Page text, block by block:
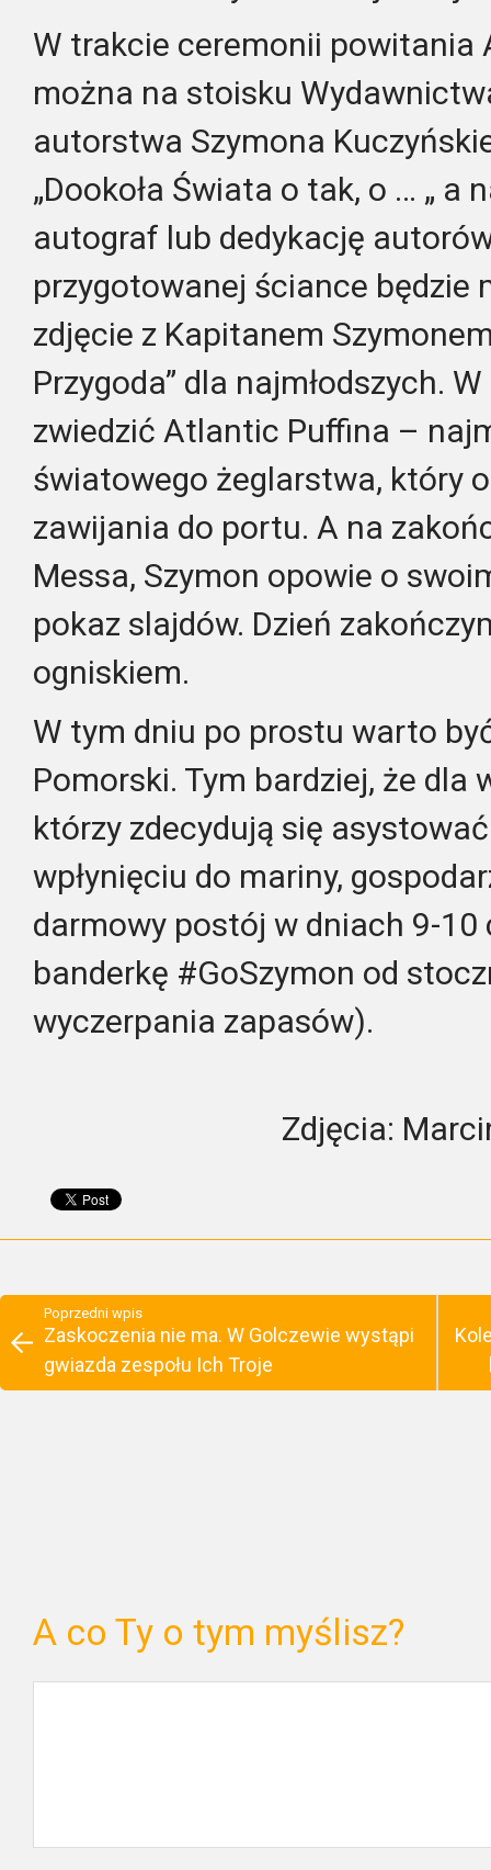
W trakcie ceremonii powitania
można na stoisku
autorstwa Szymona
„Dookoła Świata o tak, o … „
autograf lub dedykację
przygotowanej ściance będzie
zdjęcie z Kapitanem
Przygoda” dla najmłodszych.
zwiedzić Atlantic Puffina –
światowego żeglarstwa, który
zawijania do portu. A na
Messa, Szymon opowie o
pokaz slajdów. Dzień
ogniskiem.
W tym dniu po prostu warto
Pomorski. Tym bardziej, że dla
którzy zdecydują się
wpłynięciu do mariny,
darmowy postój w dniach 9-
banderkę #GoSzymon od
wyczerpania zapasów).
Zdjęcia:
Poprzedni wpis
Zaskoczenia nie ma. W Golczewie wystąpi
gwiazda zespołu Ich Troje
A co Ty o tym myślisz?